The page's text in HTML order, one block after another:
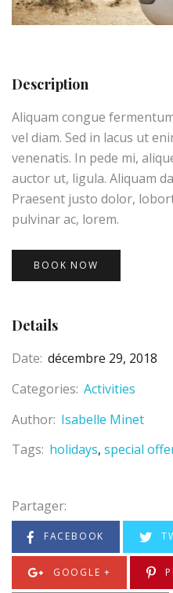
Description
Aliquam congue
vel diam. Sed in lacus ut
venenatis. In pede mi,
auctor ut, ligula. Aliquam
Praesent justo dolor,
pulvinar ac, lorem.
BOOK NOW
Details
Date: décembre 29, 2018
Categories: Activities
Author: Isabelle Minet
Tags: holidays special
Partager:
FACEBOOK
GOOGLE +